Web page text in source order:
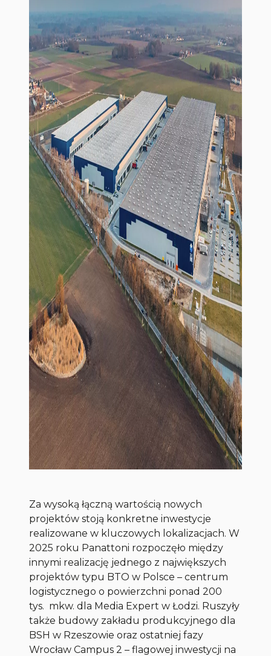
Za wysoką łączną wartością nowych
projektów stoją konkretne inwestycje
realizowane w kluczowych lokalizacjach. W
2025 roku Panattoni rozpoczęło między
innymi realizację jednego z największych
projektów typu BTO w Polsce – centrum
logistycznego o powierzchni ponad 200
tys. mkw. dla Media Expert w Łodzi. Ruszyły
także budowy zakładu produkcyjnego dla
BSH w Rzeszowie oraz ostatniej fazy
Wrocław Campus 2 – flagowej inwestycji na